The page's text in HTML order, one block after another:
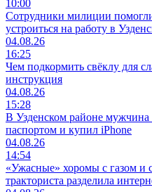
10:00
Сотрудники милиции
устроиться на работу в
04.08.26
16:25
Чем подкормить свёклу для
инструкция
04.08.26
15:28
В Узденском районе мужчина
паспортом и купил iPhone
04.08.26
14:54
«Ужасные» хоромы с газом и
тракториста разделила